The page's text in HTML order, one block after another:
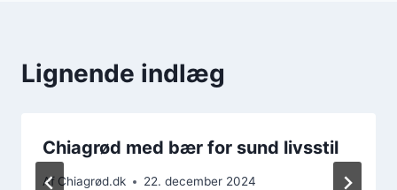
Lignende indlæg
Chiagrød med bær for sund livsstil
Af Chiagrød.dk 22. december 2024